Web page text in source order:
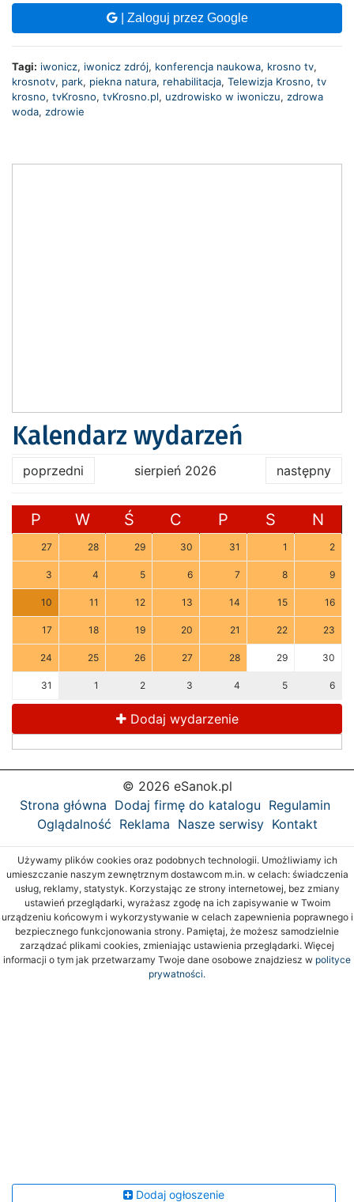
| Zaloguj przez Google
Tagi: iwonicz, iwonicz zdrój, konferencja naukowa, krosno tv,
krosnotv, park, piekna natura, rehabilitacja, Telewizja Krosno, tv
krosno, tvKrosno, tvKrosno.pl, uzdrowisko w iwoniczu, zdrowa
woda, zdrowie
Kalendarz wydarzeń
poprzedni sierpień 2026 następny
P W Ś C P S N
27 28 29 30 31 1 2
3 4 5 6 7 8 9
10 11 12 13 14 15 16
17 18 19 20 21 22 23
24 25 26 27 28 29 30
31 1 2 3 4 5 6
Dodaj wydarzenie
© 2026 eSanok.pl
Strona główna Dodaj firmę do katalogu Regulamin
Oglądalność Reklama Nasze serwisy Kontakt
Używamy plików cookies oraz podobnych technologii. Umożliwiamy ich
umieszczanie naszym zewnętrznym dostawcom m.in. w celach: świadczenia
usług, reklamy, statystyk. Korzystając ze strony internetowej, bez zmiany
ustawień przeglądarki, wyrażasz zgodę na ich zapisywanie w Twoim
urządzeniu końcowym i wykorzystywanie w celach zapewnienia poprawnego i
bezpiecznego funkcjonowania strony. Pamiętaj, że możesz samodzielnie
zarządzać plikami cookies, zmieniając ustawienia przeglądarki. Więcej
informacji o tym jak przetwarzamy Twoje dane osobowe znajdziesz w polityce
prywatności.
Dodaj ogłoszenie